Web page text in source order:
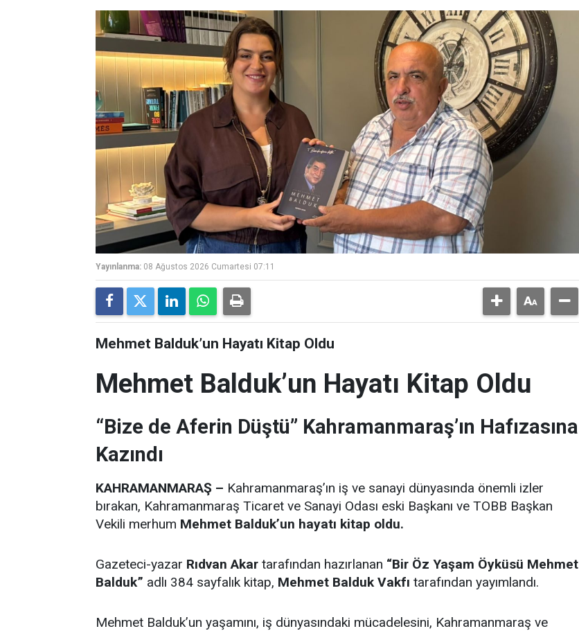
Yayınlanma: 08 Ağustos 2026 Cumartesi 07:11
Mehmet Balduk’un Hayatı Kitap Oldu
Mehmet Balduk’un Hayatı Kitap Oldu
“Bize de Aferin Düştü” Kahramanmaraş’ın Hafızasına
Kazındı
KAHRAMANMARAŞ – Kahramanmaraş’ın iş ve sanayi dünyasında önemli izler
bırakan, Kahramanmaraş Ticaret ve Sanayi Odası eski Başkanı ve TOBB Başkan
Vekili merhum Mehmet Balduk’un hayatı kitap oldu.
Gazeteci-yazar Rıdvan Akar tarafından hazırlanan “Bir Öz Yaşam Öyküsü Mehmet
Balduk” adlı 384 sayfalık kitap, Mehmet Balduk Vakfı tarafından yayımlandı.
Mehmet Balduk’un yaşamını, iş dünyasındaki mücadelesini, Kahramanmaraş ve